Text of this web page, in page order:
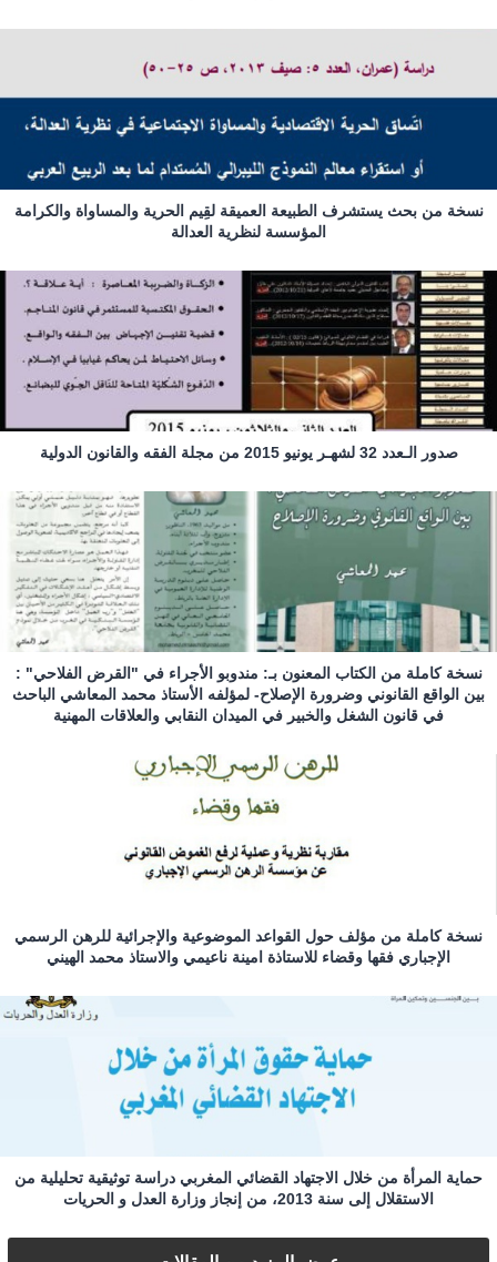
نسخة من بحث يستشرف الطبيعة العميقة لقِيم الحرية والمساواة والكرامة
المؤسسة لنظرية العدالة
صدور الـعدد 32 لشهـر يونيو 2015 من مجلة الفقه والقانون الدولية
نسخة كاملة من الكتاب المعنون بـ: مندوبو الأجراء في "القرض الفلاحي" :
بين الواقع القانوني وضرورة الإصلاح- لمؤلفه الأستاذ محمد المعاشي الباحث
في قانون الشغل والخبير في الميدان النقابي والعلاقات المهنية
نسخة كاملة من مؤلف حول القواعد الموضوعية والإجرائية للرهن الرسمي
الإجباري فقها وقضاء للاستاذة امينة ناعيمي والاستاذ محمد الهيني
حماية المرأة من خلال الاجتهاد القضائي المغربي دراسة توثيقية تحليلية من
الاستقلال إلى سنة 2013، من إنجاز وزارة العدل و الحريات